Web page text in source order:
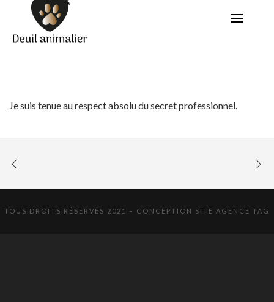
Je suis tenue au respect absolu du secret professionnel.
TOUS DROITS RÉSERVÉS 2021 – CONCEPTION SITE AGENCE TAG